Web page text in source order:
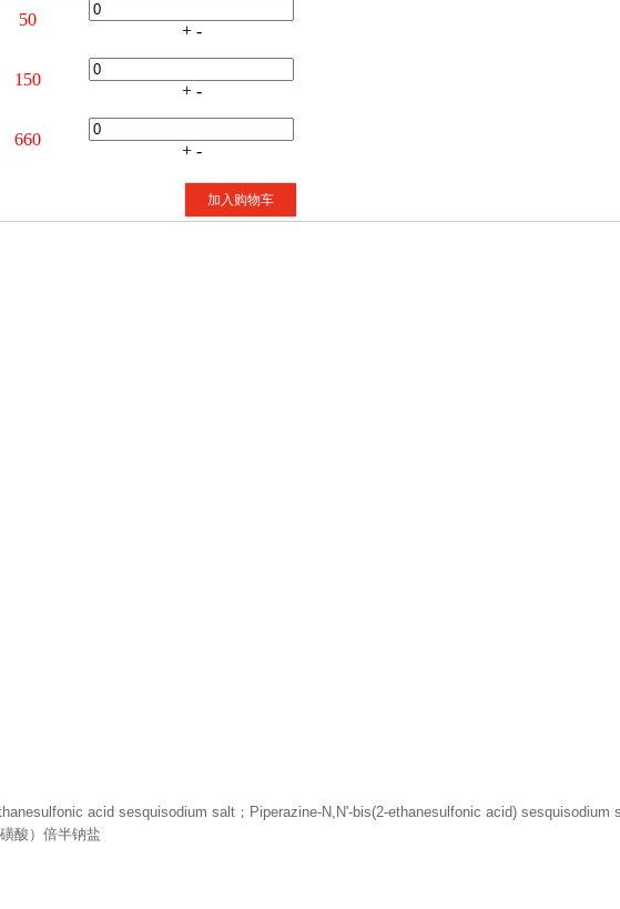
50
+ -
150
+ -
660
+ -
加入购物车
acid sesquisodium salt ； Piperazine-N,N'-bis(2-ethanesulfonic acid) sesquisodium
酸）倍半钠盐